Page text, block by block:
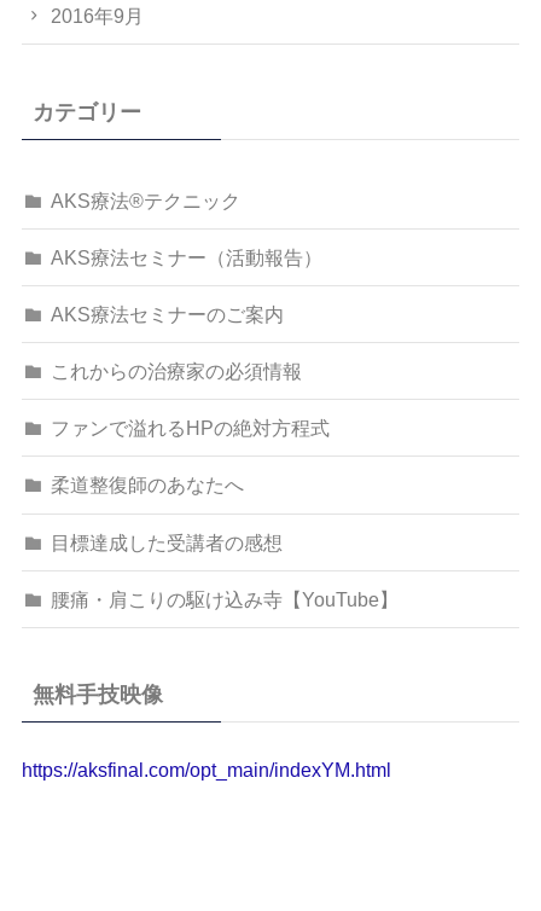
2016年9月
カテゴリー
AKS療法®テクニック
AKS療法セミナー（活動報告）
AKS療法セミナーのご案内
これからの治療家の必須情報
ファンで溢れるHPの絶対方程式
柔道整復師のあなたへ
目標達成した受講者の感想
腰痛・肩こりの駆け込み寺【YouTube】
無料手技映像
https://aksfinal.com/opt_main/indexYM.html